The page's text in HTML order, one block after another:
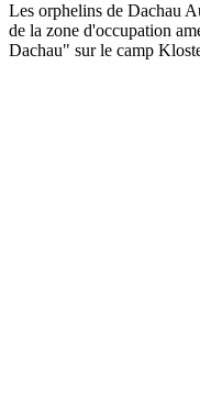
Les orphelins de Dachau
de la zone d'occupation
Dachau" sur le camp